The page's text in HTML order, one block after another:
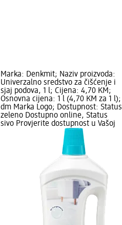
Marka: Denkmit; Naziv proizvoda:
Univerzalno sredstvo za čišćenje i
sjaj podova, 1 l; Cijena: 4,70 KM;
Osnovna cijena: 1 l (4,70 KM za 1 l);
dm Marka Logo; Dostupnost: Status
zeleno Dostupno online, Status
sivo Provjerite dostupnost u Vašoj